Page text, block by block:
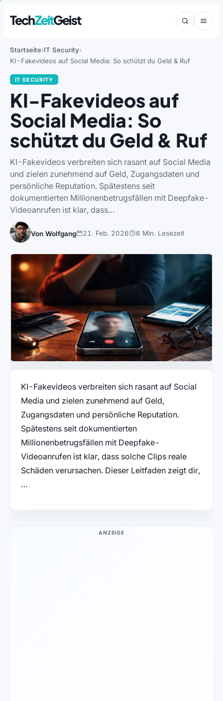
TechZeitGeist
Startseite IT Security
KI-Fakevideos auf Social Media: So schützt du Geld & Ruf
IT SECURITY
KI-Fakevideos auf
Social Media: So
schützt du Geld & Ruf
KI-Fakevideos verbreiten sich rasant auf Social Media
und zielen zunehmend auf Geld, Zugangsdaten und
persönliche Reputation. Spätestens seit
dokumentierten Millionenbetrugsfällen mit Deepfake-
Videoanrufen ist klar, dass…
Von Wolfgang 21. Feb. 2026 6 Min. Lesezeit
KI-Fakevideos verbreiten sich rasant auf Social
Media und zielen zunehmend auf Geld,
Zugangsdaten und persönliche Reputation.
Spätestens seit dokumentierten
Millionenbetrugsfällen mit Deepfake-
Videoanrufen ist klar, dass solche Clips reale
Schäden verursachen. Dieser Leitfaden zeigt dir,
…
ANZEIGE